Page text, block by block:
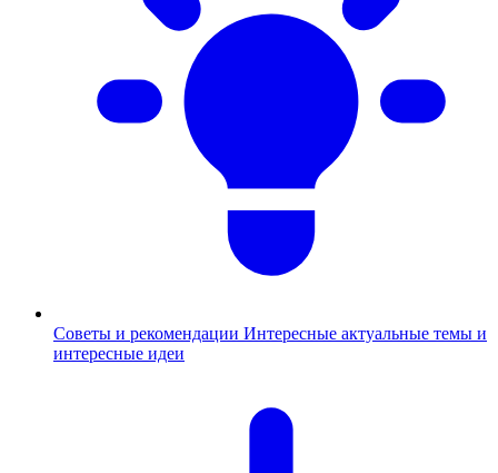
Советы и рекомендации Интересные актуальные темы и
интересные идеи